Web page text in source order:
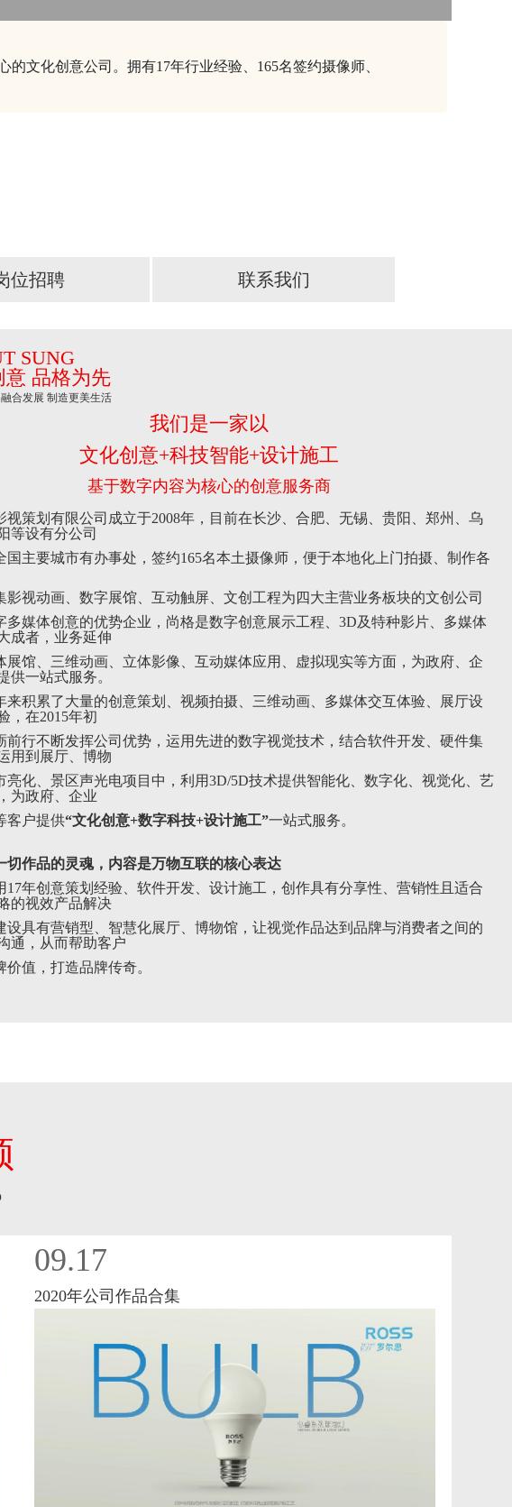
文化创意公司。拥有17年行业经验、165名签约摄像师、
位招聘 联系我们
SUNG
意 品格为先
合发展 制造更美生活
我们是一家以
文化创意+科技智能+设计施工
基于数字内容为核心的创意服务商
策划有限公司成立于2008年，目前在长沙、合肥、无锡、贵阳、郑州、乌
等设有分公司
国主要城市有办事处，签约165名本土摄像师，便于本地化上门拍摄、制作各
影视动画、数字展馆、互动触屏、文创工程为四大主营业务板块的文创公司
多媒体创意的优势企业，尚格是数字创意展示工程、3D及特种影片、多媒体
成者，业务延伸
展馆、三维动画、立体影像、互动媒体应用、虚拟现实等方面，为政府、企
供一站式服务。
来积累了大量的创意策划、视频拍摄、三维动画、多媒体交互体验、展厅设
，在2015年初
前行不断发挥公司优势，运用先进的数字视觉技术，结合软件开发、硬件集
用到展厅、博物
亮化、景区声光电项目中，利用3D/5D技术提供智能化、数字化、视觉化、艺
为政府、企业
客户提供“文化创意+数字科技+设计施工”一站式服务。
切作品的灵魂，内容是万物互联的核心表达
17年创意策划经验、软件开发、设计施工，创作具有分享性、营销性且适合
的视效产品解决
设具有营销型、智慧化展厅、博物馆，让视觉作品达到品牌与消费者之间的
通，从而帮助客户
价值，打造品牌传奇。
09.17
2020年公司作品合集